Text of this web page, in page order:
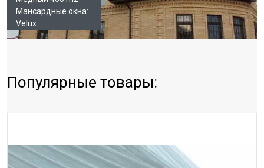
Мансардные окна:
Velux
Популярные товары: